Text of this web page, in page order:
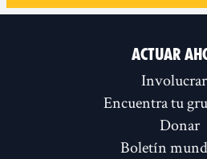
ACTUAR
Encuentra tu
Donar
Boletín